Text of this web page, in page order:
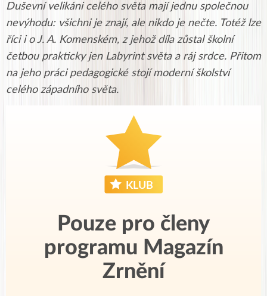
Duševní velikáni celého světa mají jednu společnou
nevýhodu: všichni je znají, ale nikdo je nečte. Totéž lze
říci i o J. A. Komenském, z jehož díla zůstal školní
četbou prakticky jen Labyrint světa a ráj srdce. Přitom
na jeho práci pedagogické stojí moderní školství
celého západního světa.
Pouze pro členy
programu Magazín
Zrnění